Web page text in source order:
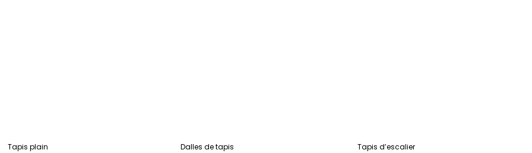
Tapis plain Dalles de tapis Tapis d’escalier